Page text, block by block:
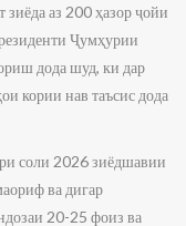
зиёда аз 200 ҳазор ҷойи
Ҷумҳурии
дода шуд, ки дар
кории нав таъсис дода
соли 2026 зиёдшавии
ва дигар
20-25 фоиз ва